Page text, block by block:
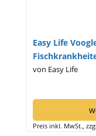
Easy Life
von Easy Life
Preis inkl. MwSt.,